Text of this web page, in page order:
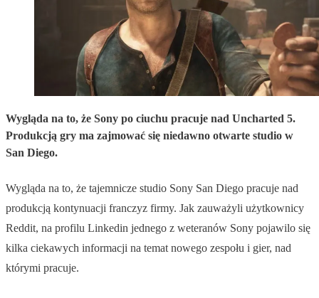
Wygląda na to, że Sony po ciuchu pracuje nad Uncharted 5.
Produkcją gry ma zajmować się niedawno otwarte studio w
San Diego.
Wygląda na to, że tajemnicze studio Sony San Diego pracuje nad
produkcją kontynuacji franczyz firmy. Jak zauważyli użytkownicy
Reddit, na profilu Linkedin jednego z weteranów Sony pojawilo się
kilka ciekawych informacji na temat nowego zespołu i gier, nad
którymi pracuje.